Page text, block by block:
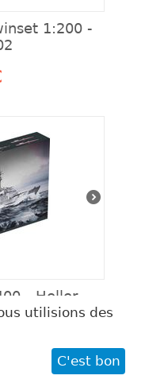
1:200 -
- Heller
utilisions des
C'est bon